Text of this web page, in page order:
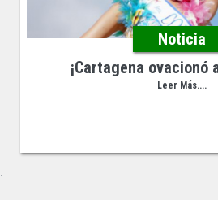
Noticia
¡Cartagena ovacionó
Leer Más....